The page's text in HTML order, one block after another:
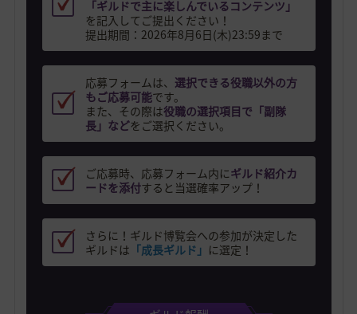
「ギルドで主に楽しんでいるコンテンツ」
を記入してご提出ください！
提出期間：2026年8月6日(木)23:59まで
応募フォームは、 選択できる役職以外の方
もご応募可能です。
また、その際は役職の選択項目で「副隊
長」などをご選択ください。
ご応募時、応募フォーム内にギルド紹介カ
ードを添付すると当選確率アップ！
さらに！ギルド博覧会への参加が決定した
ギルドは 「成長ギルド」 に選定！